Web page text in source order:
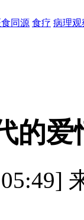
食同源 食疗 病理观
的爱